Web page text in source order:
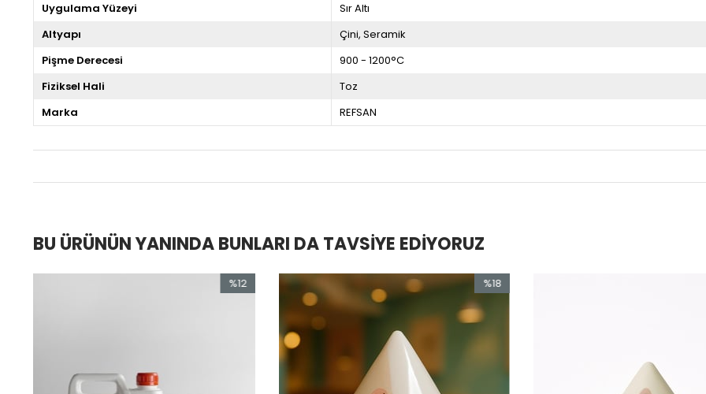
Uygulama Yüzeyi
Sır Altı
Altyapı
Çini Seramik
Pişme Derecesi
900 - 1200°C
Fiziksel Hali
Toz
Marka
REFSAN
BU ÜRÜNÜN YANINDA BUNLARI DA TAVSIYE EDIYORUZ
%18
%18İndirim